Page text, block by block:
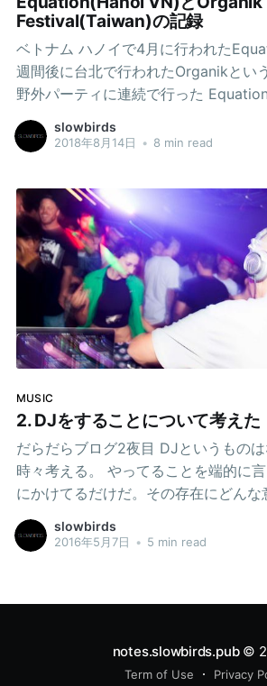
Sweetnessに出会った日。（カメ、元
後、JEWの名盤
Festival(Taiwan)の記録
ベトナム ハノイで4月に行われた
週間後に台北で行われたOrganikとい
野外パーティに連続で行った
ゴンとは全然違う北部のハノイとはい
う土地だったのでまぁ大きなトラブル
動にかなりコツが必要であったので
とにした。 ※Organikに関しては翌年（2019年）も参加
したのでそこで気づいた点について追記した
(Hanoi) ハノイ市街から1時間ほど車で行ったキャンプ場
で春くらいに行われるパーティ、
トナムで一番有名な大規模なパーティ
#equation2018 #sontinhcamp
#vietnam katoさん(@slowbirds)がシェアした投稿 –
slowbirds
2018年8月14日 • 8 min read
MUSIC
2. DJをすることについて考えた
だらだらブログ2夜目 DJというものはなんなんだ。と、
時々考える。 やってることを端的に言うと人の曲を勝手
にかけてるだけだ。その存在にどんな
そう考えることがある。 今のところ
とは「プレゼンター」であるべきだ。
DJとする 元々10代の頃にちょこちょことアナログを集め
だった。というか金なくてCDJなんて
使い慣れてなくて現場でも積極的には
slowbirds
2016年5月7日 • 5 min read
notes.slowbirds.pub©
Term of Use Privacy